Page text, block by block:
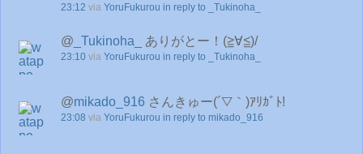
23:12 via YoruFukurou in reply to _Tukinoha_
@ _Tukinoha_ ありがとー！(≧∀≦)/
23:10 via YoruFukurou in reply to _Tukinoha_
@mikado_916 さんきゅー(´▽｀)ｱﾘｶﾞﾄ!
23:08 via YoruFukurou in reply to mikado_916